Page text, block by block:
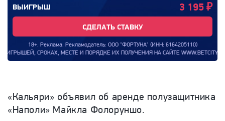
ВЫИГРЫШ 3 195 ₽
СДЕЛАТЬ СТАВКУ
18+. Реклама. Рекламодатель: ООО "ФОРТУНА" (ИНН: 6164205110)
МЕСТЕ И ПОРЯДКЕ ИХ ПОЛУЧЕНИЯ НА САЙТЕ
«Кальяри» объявил об аренде полузащитника
«Наполи» Майкла Фолоруншо.